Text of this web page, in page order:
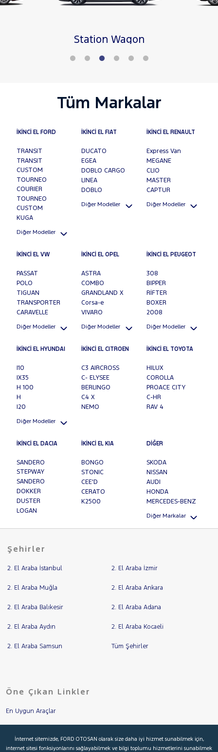
Station Wagon
Tüm Markalar
İKİNCİ EL FORD
TRANSIT
TRANSIT
CUSTOM
TOURNEO
COURIER
TOURNEO
CUSTOM
KUGA
Diğer Modeller
İKİNCİ EL FIAT
DUCATO
EGEA
DOBLO CARGO
LINEA
DOBLO
Diğer Modeller
İKİNCİ EL RENAULT
Express Van
MEGANE
CLIO
MASTER
CAPTUR
Diğer Modeller
İKİNCİ EL VW
PASSAT
POLO
TIGUAN
TRANSPORTER
CARAVELLE
Diğer Modeller
İKİNCİ EL OPEL
ASTRA
COMBO
GRANDLAND X
Corsa-e
VIVARO
Diğer Modeller
İKİNCİ EL PEUGEOT
308
BIPPER
RİFTER
BOXER
2008
Diğer Modeller
İKİNCİ EL HYUNDAI
I10
IX35
H 100
H
I20
Diğer Modeller
İKİNCİ EL CITROEN
C3 AIRCROSS
C- ELYSEE
BERLINGO
C4 X
NEMO
İKİNCİ EL TOYOTA
HILUX
COROLLA
PROACE CITY
C-HR
RAV 4
İKİNCİ EL DACIA
SANDERO
STEPWAY
SANDERO
DOKKER
DUSTER
LOGAN
İKİNCİ EL KIA
BONGO
STONIC
CEE'D
CERATO
K2500
DİĞER
SKODA
NISSAN
AUDI
HONDA
MERCEDES-BENZ
Diğer Markalar
Şehirler
2. El Araba İstanbul 2. El Araba İzmir
2. El Araba Muğla 2. El Araba Ankara
2. El Araba Balıkesir 2. El Araba Adana
2. El Araba Aydın 2. El Araba Kocaeli
2. El Araba Samsun Tüm Şehirler
Öne Çıkan Linkler
En Uygun Araçlar
İkinci El Garanti
İnternet sitemizde, FORD OTOSAN olarak size daha iyi hizmet sunabilmek için,
internet sitesi fonksiyonlarını sağlayabilmek ve bilgi toplumu hizmetlerini sunabilmek